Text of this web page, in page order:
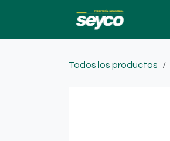
Todos los productos